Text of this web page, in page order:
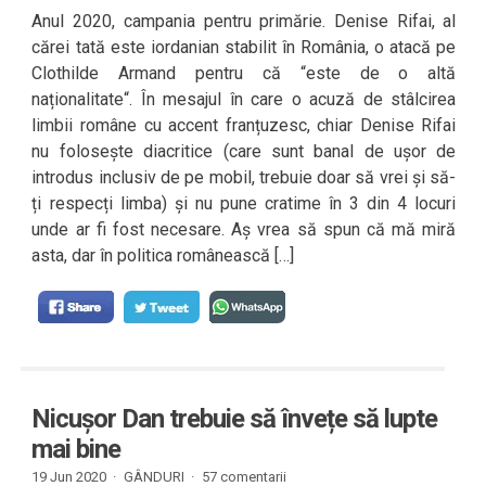
Anul 2020, campania pentru primărie. Denise Rifai, al
cărei tată este iordanian stabilit în România, o atacă pe
Clothilde Armand pentru că “este de o altă
naționalitate“. În mesajul în care o acuză de stâlcirea
limbii române cu accent franțuzesc, chiar Denise Rifai
nu folosește diacritice (care sunt banal de ușor de
introdus inclusiv de pe mobil, trebuie doar să vrei și să-
ți respecți limba) și nu pune cratime în 3 din 4 locuri
unde ar fi fost necesare. Aș vrea să spun că mă miră
asta, dar în politica românească […]
Nicușor Dan trebuie să învețe să lupte
mai bine
19 Jun 2020 · GÂNDURI · 57 comentarii